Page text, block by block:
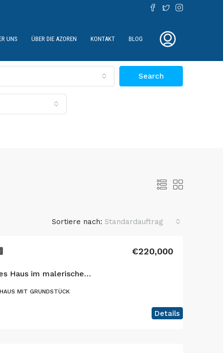
UNS ÜBER DIE AZOREN KONTAKT BLOG
Search
Sortiere nach: Standardauftrag
Reizendes einstöckiges Haus im malerischen Flamengos, Horta
€220,000
MIT GRUNDSTÜCK
Details